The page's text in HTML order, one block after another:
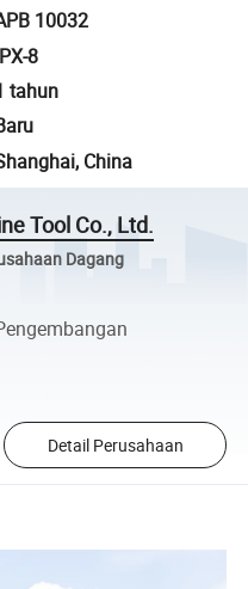
10032
8
tahun
China
Tool Co., Ltd.
Dagang
Detail Perusahaan